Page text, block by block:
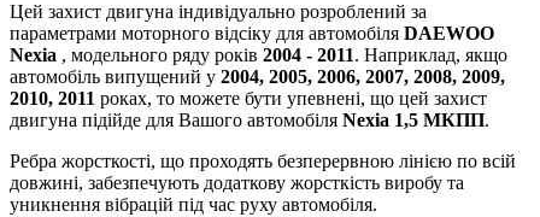
Цей захист двигуна індивідуально розроблений за
параметрами моторного відсіку для автомобіля DAEWOO
Nexia , модельного ряду років 2004 - 2011. Наприклад, якщо
автомобіль випущений у 2004, 2005, 2006, 2007, 2008, 2009,
2010, 2011 роках, то можете бути упевнені, що цей захист
двигуна підійде для Вашого автомобіля Nexia 1,5 МКПП.
Ребра жорсткості, що проходять безперервною лінією по всій
довжині, забезпечують додаткову жорсткість виробу та
уникнення вібрацій під час руху автомобіля.